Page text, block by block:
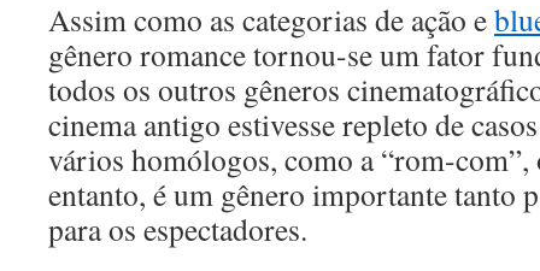
Assim como as categorias de ação e
gênero romance tornou-se um fator
todos os outros gêneros
cinema antigo estivesse repleto de
vários homólogos, como a “rom-
entanto, é um gênero importante tanto
para os espectadores.